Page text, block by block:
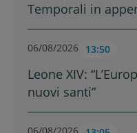
Temporali in
06/08/2026 13:50
Leone XIV:
nuovi santi”